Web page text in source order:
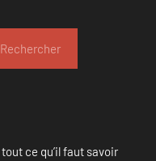
Rechercher
ce qu’il faut savoir